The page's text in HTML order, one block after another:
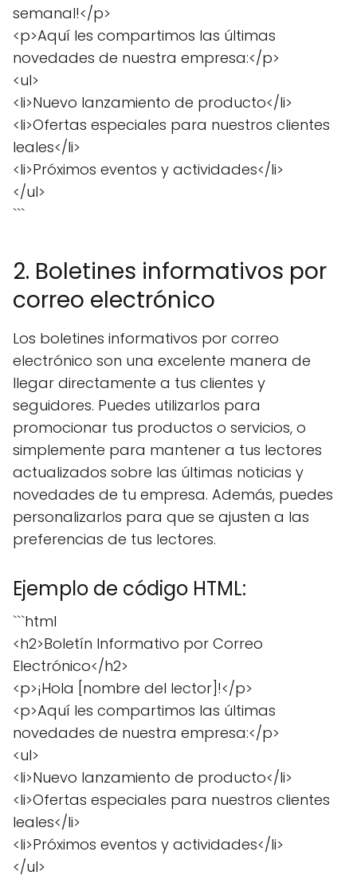
semanal!</p>
<p>Aquí les compartimos las últimas
novedades de nuestra empresa:</p>
<ul>
<li>Nuevo lanzamiento de producto</li>
<li>Ofertas especiales para nuestros clientes
leales</li>
<li>Próximos eventos y actividades</li>
</ul>
```
2. Boletines informativos por
correo electrónico
Los boletines informativos por correo
electrónico son una excelente manera de
llegar directamente a tus clientes y
seguidores. Puedes utilizarlos para
promocionar tus productos o servicios, o
simplemente para mantener a tus lectores
actualizados sobre las últimas noticias y
novedades de tu empresa. Además, puedes
personalizarlos para que se ajusten a las
preferencias de tus lectores.
Ejemplo de código HTML:
```html
<h2>Boletín Informativo por Correo
Electrónico</h2>
<p>¡Hola [nombre del lector]!</p>
<p>Aquí les compartimos las últimas
novedades de nuestra empresa:</p>
<ul>
<li>Nuevo lanzamiento de producto</li>
<li>Ofertas especiales para nuestros clientes
leales</li>
<li>Próximos eventos y actividades</li>
</ul>